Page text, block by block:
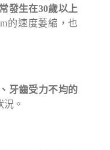
發生在30歲以上
的速度萎縮，也
牙齒受力不均的
況。